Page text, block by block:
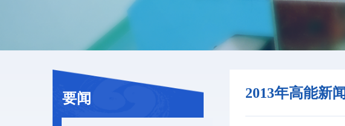
要闻 2013年高能新闻